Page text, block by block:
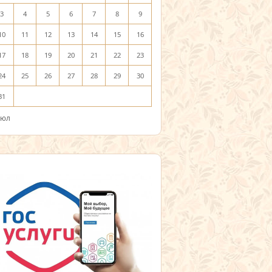
3 4 5 6 7 8 9
11 12 13 14 15 16
18 19 20 21 22 23
25 26 27 28 29 30